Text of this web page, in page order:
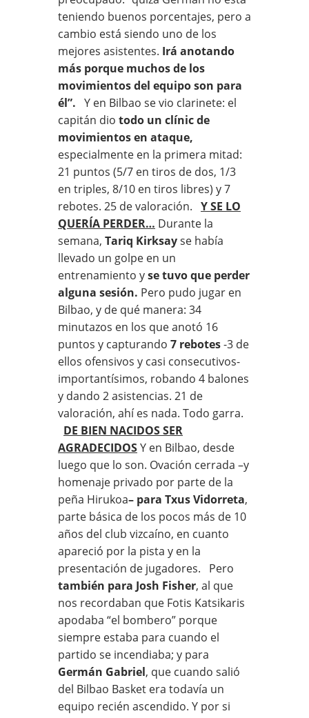
teniendo buenos porcentajes, pero a
cambio está siendo uno de los
mejores asistentes. Irá anotando
más porque muchos de los
movimientos del equipo son para
él”. Y en Bilbao se vio clarinete: el
capitán dio todo un clínic de
movimientos en ataque,
especialmente en la primera mitad:
21 puntos (5/7 en tiros de dos, 1/3
en triples, 8/10 en tiros libres) y 7
rebotes. 25 de valoración. Y SE LO
QUERÍA PERDER… Durante la
semana, Tariq Kirksayse había
llevado un golpe en un
entrenamiento yse tuvo que perder
alguna sesión. Pero pudo jugar en
Bilbao, y de qué manera: 34
minutazos en los que anotó 16
puntos y capturando 7 rebotes-3 de
ellos ofensivos y casi consecutivos-
importantísimos, robando 4 balones
y dando 2 asistencias. 21 de
valoración, ahí es nada. Todo garra.
DE BIEN NACIDOS SER
AGRADECIDOSY en Bilbao, desde
luego que lo son. Ovación cerrada –y
homenaje privado por parte de la
peña Hirukoa– para Txus Vidorreta,
parte básica de los pocos más de 10
años del club vizcaíno, en cuanto
apareció por la pista y en la
presentación de jugadores. Pero
también para Josh Fisher, al que
nos recordaban que Fotis Katsikaris
apodaba “el bombero” porque
siempre estaba para cuando el
partido se incendiaba; y para
Germán Gabriel, que cuando salió
del Bilbao Basket era todavía un
equipo recién ascendido. Y por si